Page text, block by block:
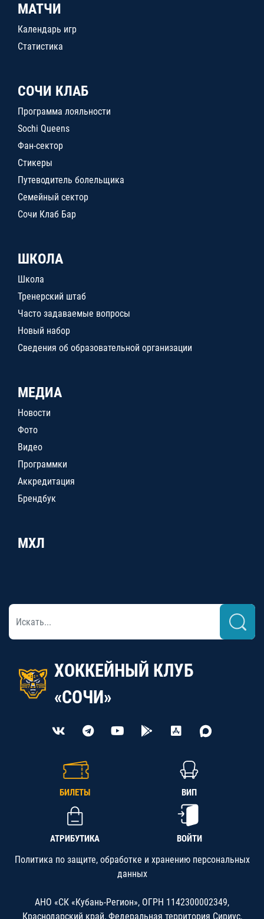
МАТЧИ
Календарь игр
Статистика
СОЧИ КЛАБ
Программа лояльности
Sochi Queens
Фан-сектор
Стикеры
Путеводитель болельщика
Семейный сектор
Сочи Клаб Бар
ШКОЛА
Школа
Тренерский штаб
Часто задаваемые вопросы
Новый набор
Сведения об образовательной организации
МЕДИА
Новости
Фото
Видео
Программки
Аккредитация
Брендбук
МХЛ
ХОККЕЙНЫЙ КЛУБ
«СОЧИ»
БИЛЕТЫ ВИП
АТРИБУТИКА ВОЙТИ
Политика по защите, обработке и хранению персональных
данных
АНО «СК «Кубань-Регион», ОГРН 1142300002349,
Краснодарский край, Федеральная территория Сириус,